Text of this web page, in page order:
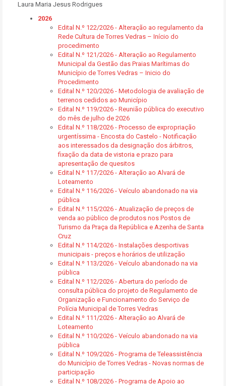
Laura Maria Jesus Rodrigues
2026
Edital N.º 122/2026 - Alteração ao regulamento da
Rede Cultura de Torres Vedras – Início do
procedimento
Edital N.º 121/2026 - Alteração ao Regulamento
Municipal da Gestão das Praias Marítimas do
Município de Torres Vedras – Inicio do
Procedimento
Edital N.º 120/2026 - Metodologia de avaliação de
terrenos cedidos ao Município
Edital N.º 119/2026 - Reunião pública do executivo
do mês de julho de 2026
Edital N.º 118/2026 - Processo de expropriação
urgentíssima - Encosta do Castelo - Notificação
aos interessados da designação dos árbitros,
fixação da data de vistoria e prazo para
apresentação de quesitos
Edital N.º 117/2026 - Alteração ao Alvará de
Loteamento
Edital N.º 116/2026 - Veículo abandonado na via
pública
Edital N.º 115/2026 - Atualização de preços de
venda ao público de produtos nos Postos de
Turismo da Praça da República e Azenha de Santa
Cruz
Edital N.º 114/2026 - Instalações desportivas
municipais - preços e horários de utilização
Edital N.º 113/2026 - Veículo abandonado na via
pública
Edital N.º 112/2026 - Abertura do período de
consulta pública do projeto de Regulamento de
Organização e Funcionamento do Serviço de
Polícia Municipal de Torres Vedras
Edital N.º 111/2026 - Alteração ao Alvará de
Loteamento
Edital N.º 110/2026 - Veículo abandonado na via
pública
Edital N.º 109/2026 - Programa de Teleassistência
do Município de Torres Vedras - Novas normas de
participação
Edital N.º 108/2026 - Programa de Apoio ao